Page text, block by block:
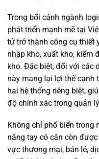
Trong bối cảnh ngành
phát triển mạnh mẽ tại
tử trở thành công cụ thiết
nhập kho, xuất kho, kiểm
kho. Đặc biệt, đối với các
này mang lại lợi thế cạnh
hai hệ thống riêng biệt,
độ chính xác trong quản
Không chỉ phổ biến trong
nâng tay có cân còn
vực thương mại, bán lẻ,